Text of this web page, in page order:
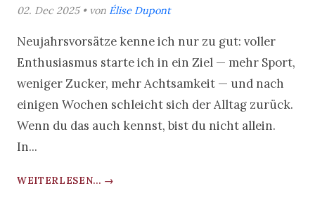
02. Dec 2025 • von Élise Dupont
Neujahrsvorsätze kenne ich nur zu gut: voller
Enthusiasmus starte ich in ein Ziel — mehr Sport,
weniger Zucker, mehr Achtsamkeit — und nach
einigen Wochen schleicht sich der Alltag zurück.
Wenn du das auch kennst, bist du nicht allein.
In...
WEITERLESEN... →